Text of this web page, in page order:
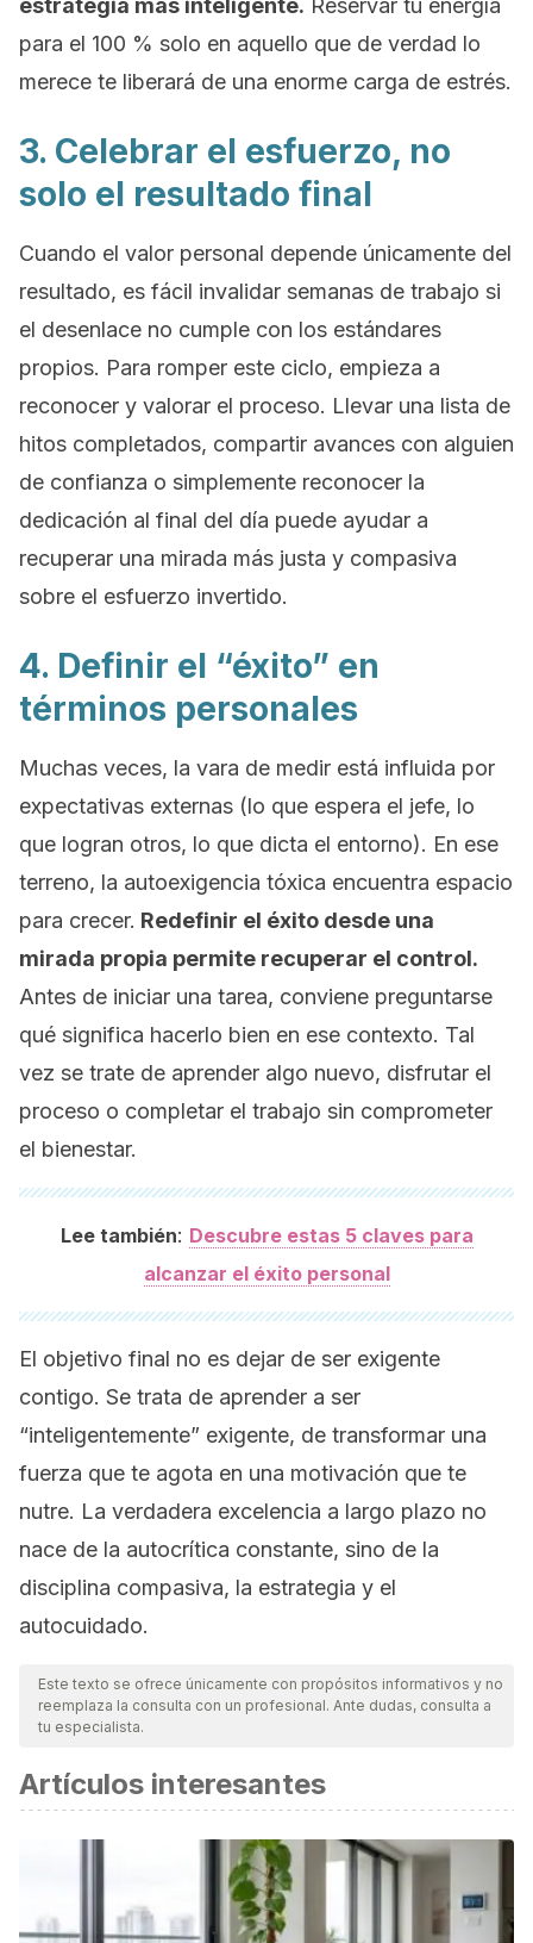
estrategia más inteligente. Reservar tu energía
para el 100 % solo en aquello que de verdad lo
merece te liberará de una enorme carga de estrés.
3. Celebrar el esfuerzo, no
solo el resultado final
Cuando el valor personal depende únicamente del
resultado, es fácil invalidar semanas de trabajo si
el desenlace no cumple con los estándares
propios. Para romper este ciclo, empieza a
reconocer y valorar el proceso. Llevar una lista de
hitos completados, compartir avances con alguien
de confianza o simplemente reconocer la
dedicación al final del día puede ayudar a
recuperar una mirada más justa y compasiva
sobre el esfuerzo invertido.
4. Definir el “éxito” en
términos personales
Muchas veces, la vara de medir está influida por
expectativas externas (lo que espera el jefe, lo
que logran otros, lo que dicta el entorno). En ese
terreno, la autoexigencia tóxica encuentra espacio
para crecer. Redefinir el éxito desde una
mirada propia permite recuperar el control.
Antes de iniciar una tarea, conviene preguntarse
qué significa hacerlo bien en ese contexto. Tal
vez se trate de aprender algo nuevo, disfrutar el
proceso o completar el trabajo sin comprometer
el bienestar.
Lee también: Descubre estas 5 claves para
alcanzar el éxito personal
El objetivo final no es dejar de ser exigente
contigo. Se trata de aprender a ser
“inteligentemente” exigente, de transformar una
fuerza que te agota en una motivación que te
nutre. La verdadera excelencia a largo plazo no
nace de la autocrítica constante, sino de la
disciplina compasiva, la estrategia y el
autocuidado.
Este texto se ofrece únicamente con propósitos informativos y no
reemplaza la consulta con un profesional. Ante dudas, consulta a
tu especialista.
Artículos interesantes